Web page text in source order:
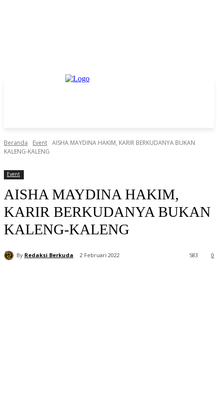
Beranda Event AISHA MAYDINA HAKIM, KARIR BERKUDANYA BUKAN
KALENG-KALENG
Event
AISHA MAYDINA HAKIM,
KARIR BERKUDANYA BUKAN
KALENG-KALENG
By Redaksi Berkuda 2 Februari 2022 0
583